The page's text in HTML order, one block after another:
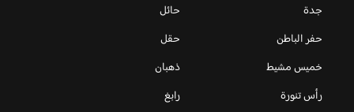
جدة
حائل
حفر الباطن
حقل
خميس مشيط
ذهبان
رأس تنورة
رابغ